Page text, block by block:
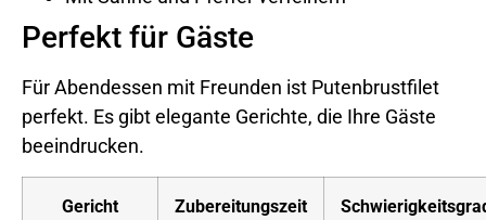
Perfekt für Gäste
Für Abendessen mit Freunden ist Putenbrustfilet
perfekt. Es gibt elegante Gerichte, die Ihre Gäste
beeindrucken.
Gericht Zubereitungszeit